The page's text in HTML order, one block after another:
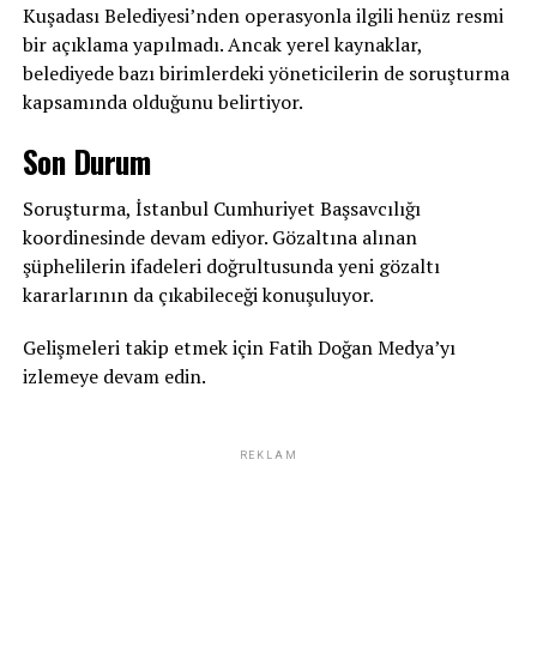
Kuşadası Belediyesi’nden operasyonla ilgili henüz resmi
bir açıklama yapılmadı. Ancak yerel kaynaklar,
belediyede bazı birimlerdeki yöneticilerin de soruşturma
kapsamında olduğunu belirtiyor.
Son Durum
Soruşturma, İstanbul Cumhuriyet Başsavcılığı
koordinesinde devam ediyor. Gözaltına alınan
şüphelilerin ifadeleri doğrultusunda yeni gözaltı
kararlarının da çıkabileceği konuşuluyor.
Gelişmeleri takip etmek için Fatih Doğan Medya’yı
izlemeye devam edin.
REKLAM